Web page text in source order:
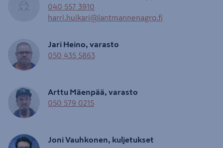
040 557 3910
harri.huikari@lantmannenagro.fi
Jari Heino, varasto
050 435 5863
Arttu Mäenpää, varasto
050 579 0215
Joni Vauhkonen, kuljetukset